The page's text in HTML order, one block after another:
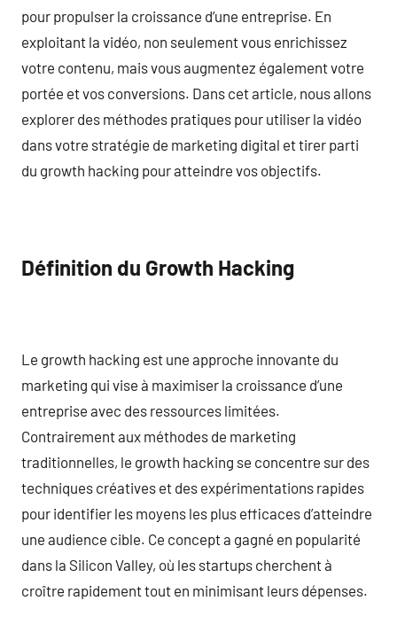
pour propulser la croissance d’une entreprise. En
exploitant la vidéo, non seulement vous enrichissez
votre contenu, mais vous augmentez également votre
portée et vos conversions. Dans cet article, nous allons
explorer des méthodes pratiques pour utiliser la vidéo
dans votre stratégie de marketing digital et tirer parti
du growth hacking pour atteindre vos objectifs.
Définition du Growth Hacking
Le growth hacking est une approche innovante du
marketing qui vise à maximiser la croissance d’une
entreprise avec des ressources limitées.
Contrairement aux méthodes de marketing
traditionnelles, le growth hacking se concentre sur des
techniques créatives et des expérimentations rapides
pour identifier les moyens les plus efficaces d’atteindre
une audience cible. Ce concept a gagné en popularité
dans la Silicon Valley, où les startups cherchent à
croître rapidement tout en minimisant leurs dépenses.